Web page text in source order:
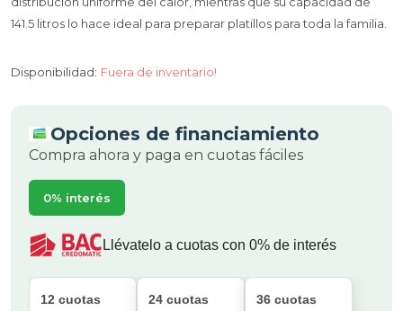
141.5 litros lo hace ideal para preparar platillos para toda la familia.
Disponibilidad: Fuera de inventario!
Opciones de financiamiento
Compra ahora y paga en cuotas fáciles
0% interés
Llévatelo a cuotas con 0% de interés
12 cuotas 24 cuotas 36 cuotas